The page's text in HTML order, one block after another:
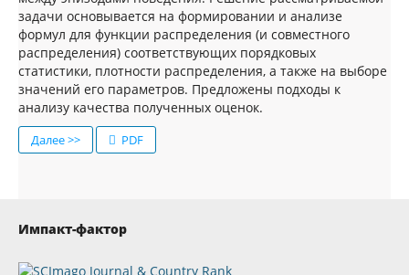
задачи основывается на формировании и анализе
формул для функции распределения (и совместного
распределения) соответствующих порядковых
статистики, плотности распределения, а также на выборе
значений его параметров. Предложены подходы к
анализу качества полученных оценок.
Далее >> PDF
Импакт-фактор